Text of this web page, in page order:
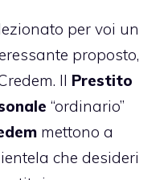
per voi un
proposto,
Il Prestito
“ordinario”
mettono a
che desideri